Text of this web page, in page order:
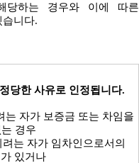
당하는 경우와 이에 따른
니다.
당한 사유로 인정됩니다.
자가 보증금 또는 차임을
경우
는 자가 임차인으로서의
있거나